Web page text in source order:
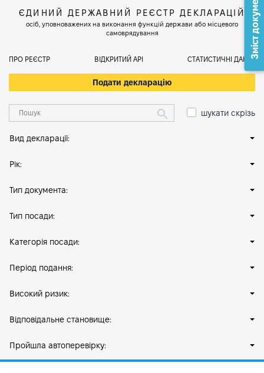
ЄДИНИЙ ДЕРЖАВНИЙ РЕЄСТР ДЕКЛАРАЦІЙ
осіб, уповноважених на виконання функцій держави або місцевого
самоврядування
ПРО РЕЄСТР ВІДКРИТИЙ АРІ СТАТИСТИЧНІ ДАНІ
Подати декларацію
шукати скрізь
Вид декларації:
Рік:
Тип документа:
Тип посади:
Категорія посади:
Період подання:
Високий ризик:
Відповідальне становище:
Пройшла автоперевірку:
Зміст документа